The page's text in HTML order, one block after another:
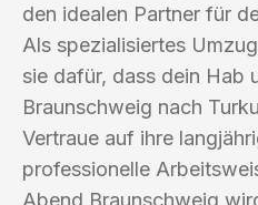
den idealen Partner für
Als spezialisiertes
sie dafür, dass dein Hab
Braunschweig nach
Vertraue auf ihre
professionelle
Abend Braunschweig